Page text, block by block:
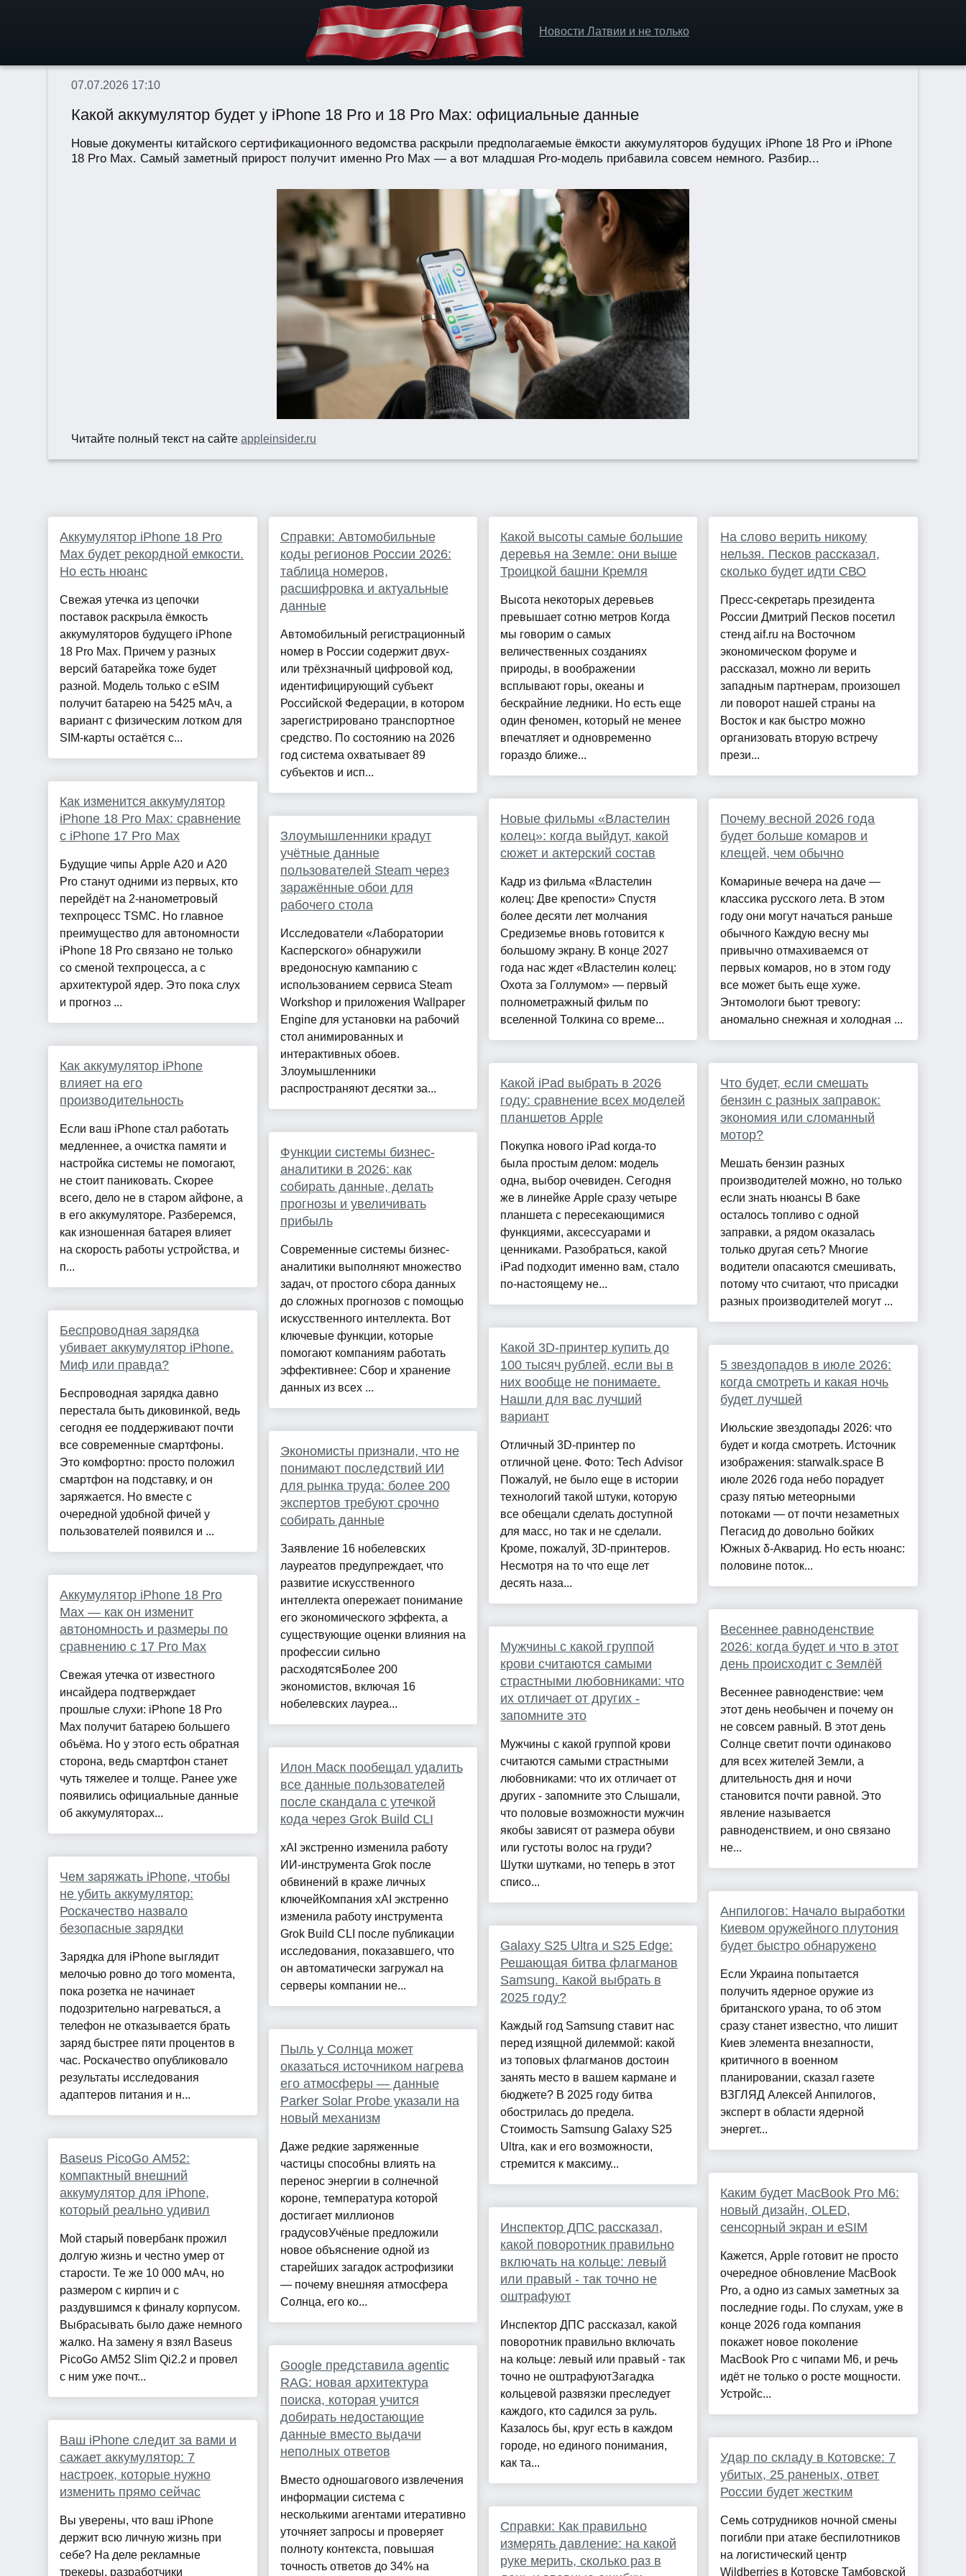
Новости Латвии и не только
07.07.2026 17:10
Какой аккумулятор будет у iPhone 18 Pro и 18 Pro Max: официальные данные
Новые документы китайского сертификационного ведомства раскрыли предполагаемые ёмкости аккумуляторов будущих iPhone 18 Pro и iPhone
18 Pro Max. Самый заметный прирост получит именно Pro Max — а вот младшая Pro-модель прибавила совсем немного. Разбир...
Читайте полный текст на сайтеappleinsider.ru
Аккумулятор iPhone 18 Pro
Max будет рекордной емкости.
Но есть нюанс
Свежая утечка из цепочки
поставок раскрыла ёмкость
аккумуляторов будущего iPhone
18 Pro Max. Причем у разных
версий батарейка тоже будет
разной. Модель только с eSIM
получит батарею на 5425 мАч, а
вариант с физическим лотком для
SIM-карты остаётся с...
Как изменится аккумулятор
iPhone 18 Pro Max: сравнение
с iPhone 17 Pro Max
Будущие чипы Apple A20 и A20
Pro станут одними из первых, кто
перейдёт на 2-нанометровый
техпроцесс TSMC. Но главное
преимущество для автономности
iPhone 18 Pro связано не только
со сменой техпроцесса, а с
архитектурой ядер. Это пока слух
и прогноз ...
Как аккумулятор iPhone
влияет на его
производительность
Если ваш iPhone стал работать
медленнее, а очистка памяти и
настройка системы не помогают,
не стоит паниковать. Скорее
всего, дело не в старом айфоне, а
в его аккумуляторе. Разберемся,
как изношенная батарея влияет
на скорость работы устройства, и
п...
Беспроводная зарядка
убивает аккумулятор iPhone.
Миф или правда?
Беспроводная зарядка давно
перестала быть диковинкой, ведь
сегодня ее поддерживают почти
все современные смартфоны.
Это комфортно: просто положил
смартфон на подставку, и он
заряжается. Но вместе с
очередной удобной фичей у
пользователей появился и ...
Аккумулятор iPhone 18 Pro
Max — как он изменит
автономность и размеры по
сравнению с 17 Pro Max
Свежая утечка от известного
инсайдера подтверждает
прошлые слухи: iPhone 18 Pro
Max получит батарею большего
объёма. Но у этого есть обратная
сторона, ведь смартфон станет
чуть тяжелее и толще. Ранее уже
появились официальные данные
об аккумуляторах...
Чем заряжать iPhone, чтобы
не убить аккумулятор:
Роскачество назвало
безопасные зарядки
Зарядка для iPhone выглядит
мелочью ровно до того момента,
пока розетка не начинает
подозрительно нагреваться, а
телефон не отказывается брать
заряд быстрее пяти процентов в
час. Роскачество опубликовало
результаты исследования
адаптеров питания и н...
Baseus PicoGo AM52:
компактный внешний
аккумулятор для iPhone,
который реально удивил
Мой старый повербанк прожил
долгую жизнь и честно умер от
старости. Те же 10 000 мАч, но
размером с кирпич и с
раздувшимся к финалу корпусом.
Выбрасывать было даже немного
жалко. На замену я взял Baseus
PicoGo AM52 Slim Qi2.2 и провел
с ним уже почт...
Ваш iPhone следит за вами и
сажает аккумулятор: 7
настроек, которые нужно
изменить прямо сейчас
Вы уверены, что ваш iPhone
держит всю личную жизнь при
себе? На деле рекламные
трекеры, разработчики
Справки: Автомобильные
коды регионов России 2026:
таблица номеров,
расшифровка и актуальные
данные
Автомобильный регистрационный
номер в России содержит двух-
или трёхзначный цифровой код,
идентифицирующий субъект
Российской Федерации, в котором
зарегистрировано транспортное
средство. По состоянию на 2026
год система охватывает 89
субъектов и исп...
Злоумышленники крадут
учётные данные
пользователей Steam через
заражённые обои для
рабочего стола
Исследователи «Лаборатории
Касперского» обнаружили
вредоносную кампанию с
использованием сервиса Steam
Workshop и приложения Wallpaper
Engine для установки на рабочий
стол анимированных и
интерактивных обоев.
Злоумышленники
распространяют десятки за...
Функции системы бизнес-
аналитики в 2026: как
собирать данные, делать
прогнозы и увеличивать
прибыль
Современные системы бизнес-
аналитики выполняют множество
задач, от простого сбора данных
до сложных прогнозов с помощью
искусственного интеллекта. Вот
ключевые функции, которые
помогают компаниям работать
эффективнее: Сбор и хранение
данных из всех ...
Экономисты признали, что не
понимают последствий ИИ
для рынка труда: более 200
экспертов требуют срочно
собирать данные
Заявление 16 нобелевских
лауреатов предупреждает, что
развитие искусственного
интеллекта опережает понимание
его экономического эффекта, а
существующие оценки влияния на
профессии сильно
расходятсяБолее 200
экономистов, включая 16
нобелевских лауреа...
Илон Маск пообещал удалить
все данные пользователей
после скандала с утечкой
кода через Grok Build CLI
xAI экстренно изменила работу
ИИ-инструмента Grok после
обвинений в краже личных
ключейКомпания xAI экстренно
изменила работу инструмента
Grok Build CLI после публикации
исследования, показавшего, что
он автоматически загружал на
серверы компании не...
Пыль у Солнца может
оказаться источником нагрева
его атмосферы — данные
Parker Solar Probe указали на
новый механизм
Даже редкие заряженные
частицы способны влиять на
перенос энергии в солнечной
короне, температура которой
достигает миллионов
градусовУчёные предложили
новое объяснение одной из
старейших загадок астрофизики
— почему внешняя атмосфера
Солнца, его ко...
Google представила agentic
RAG: новая архитектура
поиска, которая учится
добирать недостающие
данные вместо выдачи
неполных ответов
Вместо одношагового извлечения
информации система с
несколькими агентами итеративно
уточняет запросы и проверяет
полноту контекста, повышая
точность ответов до 34% на
Какой высоты самые большие
деревья на Земле: они выше
Троицкой башни Кремля
Высота некоторых деревьев
превышает сотню метров Когда
мы говорим о самых
величественных созданиях
природы, в воображении
всплывают горы, океаны и
бескрайние ледники. Но есть еще
один феномен, который не менее
впечатляет и одновременно
гораздо ближе...
Новые фильмы «Властелин
колец»: когда выйдут, какой
сюжет и актерский состав
Кадр из фильма «Властелин
колец: Две крепости» Спустя
более десяти лет молчания
Средиземье вновь готовится к
большому экрану. В конце 2027
года нас ждет «Властелин колец:
Охота за Голлумом» — первый
полнометражный фильм по
вселенной Толкина со време...
Какой iPad выбрать в 2026
году: сравнение всех моделей
планшетов Apple
Покупка нового iPad когда-то
была простым делом: модель
одна, выбор очевиден. Сегодня
же в линейке Apple сразу четыре
планшета с пересекающимися
функциями, аксессуарами и
ценниками. Разобраться, какой
iPad подходит именно вам, стало
по-настоящему не...
Какой 3D-принтер купить до
100 тысяч рублей, если вы в
них вообще не понимаете.
Нашли для вас лучший
вариант
Отличный 3D-принтер по
отличной цене. Фото: Tech Advisor
Пожалуй, не было еще в истории
технологий такой штуки, которую
все обещали сделать доступной
для масс, но так и не сделали.
Кроме, пожалуй, 3D-принтеров.
Несмотря на то что еще лет
десять наза...
Мужчины с какой группой
крови считаются самыми
страстными любовниками: что
их отличает от других -
запомните это
Мужчины с какой группой крови
считаются самыми страстными
любовниками: что их отличает от
других - запомните это Слышали,
что половые возможности мужчин
якобы зависят от размера обуви
или густоты волос на груди?
Шутки шутками, но теперь в этот
списо...
Galaxy S25 Ultra и S25 Edge:
Решающая битва флагманов
Samsung. Какой выбрать в
2025 году?
Каждый год Samsung ставит нас
перед изящной дилеммой: какой
из топовых флагманов достоин
занять место в вашем кармане и
бюджете? В 2025 году битва
обострилась до предела.
Стоимость Samsung Galaxy S25
Ultra, как и его возможности,
стремится к максиму...
Инспектор ДПС рассказал,
какой поворотник правильно
включать на кольце: левый
или правый - так точно не
оштрафуют
Инспектор ДПС рассказал, какой
поворотник правильно включать
на кольце: левый или правый - так
точно не оштрафуютЗагадка
кольцевой развязки преследует
каждого, кто садился за руль.
Казалось бы, круг есть в каждом
городе, но единого понимания,
как та...
Справки: Как правильно
измерять давление: на какой
руке мерить, сколько раз в
На слово верить никому
нельзя. Песков рассказал,
сколько будет идти СВО
Пресс-секретарь президента
России Дмитрий Песков посетил
стенд aif.ru на Восточном
экономическом форуме и
рассказал, можно ли верить
западным партнерам, произошел
ли поворот нашей страны на
Восток и как быстро можно
организовать вторую встречу
прези...
Почему весной 2026 года
будет больше комаров и
клещей, чем обычно
Комариные вечера на даче —
классика русского лета. В этом
году они могут начаться раньше
обычного Каждую весну мы
привычно отмахиваемся от
первых комаров, но в этом году
все может быть еще хуже.
Энтомологи бьют тревогу:
аномально снежная и холодная ...
Что будет, если смешать
бензин с разных заправок:
экономия или сломанный
мотор?
Мешать бензин разных
производителей можно, но только
если знать нюансы В баке
осталось топливо с одной
заправки, а рядом оказалась
только другая сеть? Многие
водители опасаются смешивать,
потому что считают, что присадки
разных производителей могут ...
5 звездопадов в июле 2026:
когда смотреть и какая ночь
будет лучшей
Июльские звездопады 2026: что
будет и когда смотреть. Источник
изображения: starwalk.space В
июле 2026 года небо порадует
сразу пятью метеорными
потоками — от почти незаметных
Пегасид до довольно бойких
Южных δ-Акварид. Но есть нюанс:
половине поток...
Весеннее равноденствие
2026: когда будет и что в этот
день происходит с Землёй
Весеннее равноденствие: чем
этот день необычен и почему он
не совсем равный. В этот день
Солнце светит почти одинаково
для всех жителей Земли, а
длительность дня и ночи
становится почти равной. Это
явление называется
равноденствием, и оно связано
не...
Анпилогов: Начало выработки
Киевом оружейного плутония
будет быстро обнаружено
Если Украина попытается
получить ядерное оружие из
британского урана, то об этом
сразу станет известно, что лишит
Киев элемента внезапности,
критичного в военном
планировании, сказал газете
ВЗГЛЯД Алексей Анпилогов,
эксперт в области ядерной
энергет...
Каким будет MacBook Pro M6:
новый дизайн, OLED,
сенсорный экран и eSIM
Кажется, Apple готовит не просто
очередное обновление MacBook
Pro, а одно из самых заметных за
последние годы. По слухам, уже в
конце 2026 года компания
покажет новое поколение
MacBook Pro с чипами M6, и речь
идёт не только о росте мощности.
Устройс...
Удар по складу в Котовске: 7
убитых, 25 раненых, ответ
России будет жестким
Семь сотрудников ночной смены
погибли при атаке беспилотников
на логистический центр
Wildberries в Котовске Тамбовской